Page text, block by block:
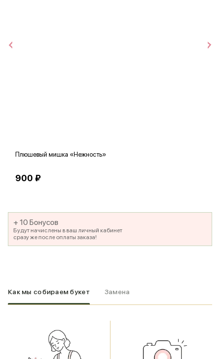
Плюшевый мишка «Нежность»
900 ₽
+ 10 Бонусов
Будут начислены в ваш личный кабинет
сразу же после оплаты заказа!
Как мы собираем букет Замена